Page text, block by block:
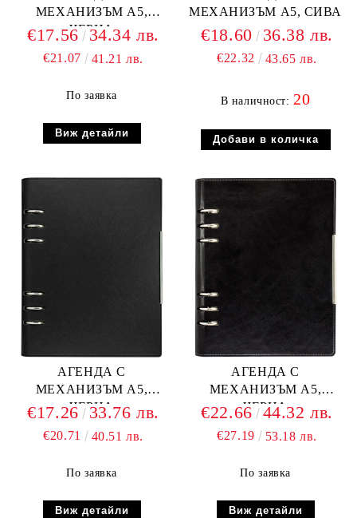
МЕХАНИЗЪМ А5,
ЧЕРНА
€17.56 34.34 лв.
€21.07 41.21 лв.
По заявка
Виж детайли
МЕХАНИЗЪМ А5, СИВА
€18.60 36.38 лв.
€22.32 43.65 лв.
В наличност:20
АГЕНДА С
МЕХАНИЗЪМ А5,
ЧЕРНА
€17.26 33.76 лв.
€20.71 40.51 лв.
По заявка
Виж детайли
АГЕНДА С
МЕХАНИЗЪМ А5,
ЧЕРНА
€22.66 44.32 лв.
€27.19 53.18 лв.
По заявка
Виж детайли